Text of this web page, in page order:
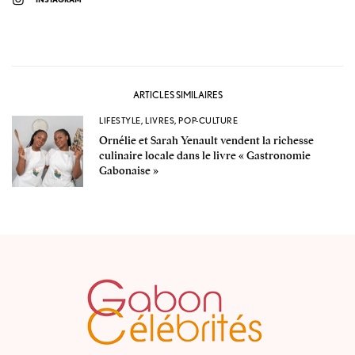
ARTICLES SIMILAIRES
LIFESTYLE,LIVRES,POP-CULTURE
Ornélie et Sarah Yenault vendent la richesse
culinaire locale dans le livre « Gastronomie
Gabonaise »